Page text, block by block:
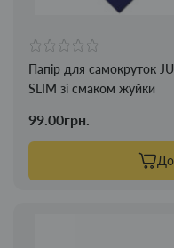
Папір для самокруток
SLIM зі смаком жуйки
99.00грн.